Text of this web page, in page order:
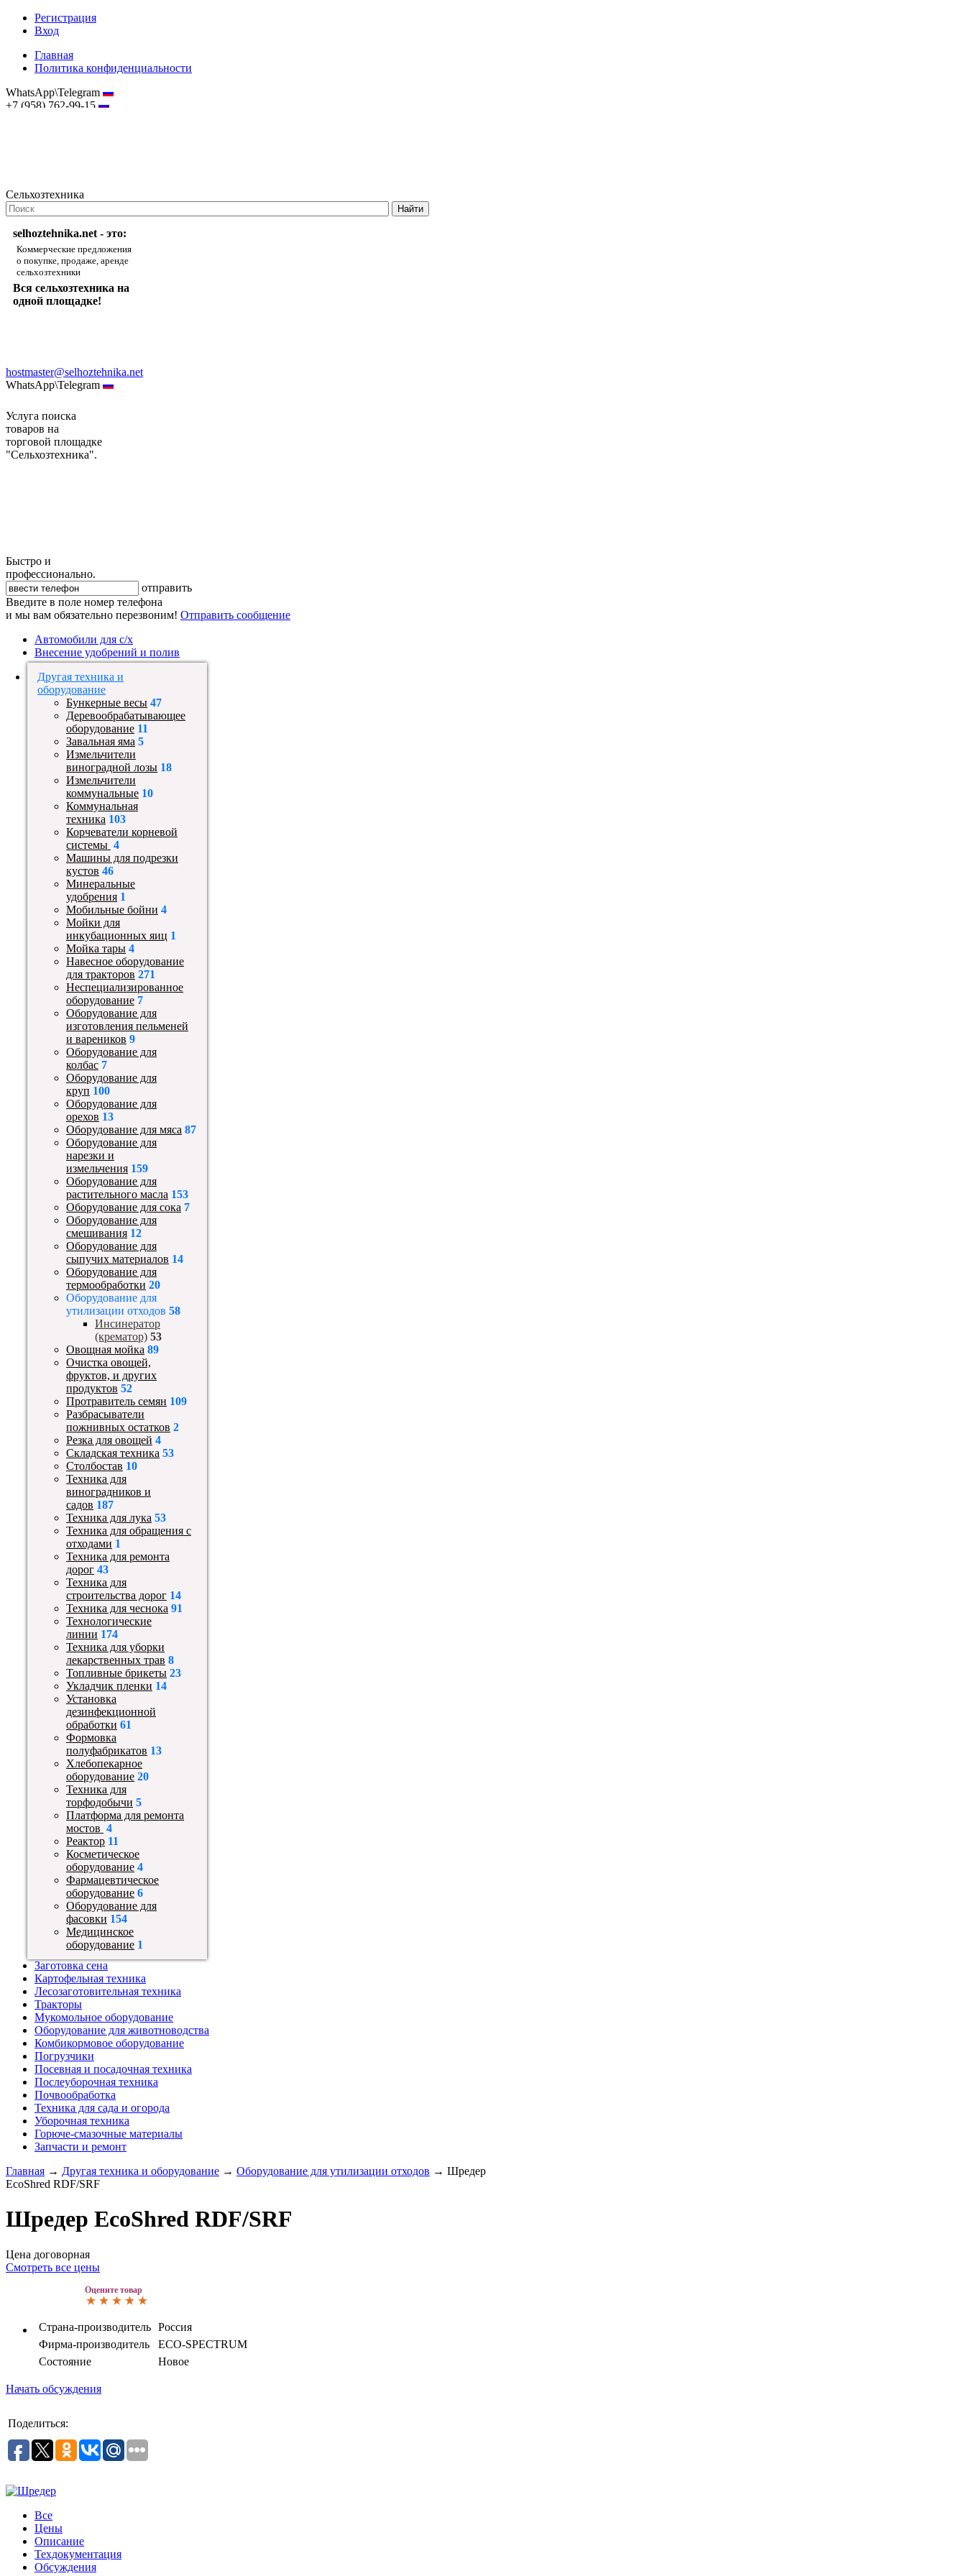
Регистрация
Вход
Главная
Политика конфиденциальности
WhatsApp\Telegram
+7 (958) 762-99-15
Сельхозтехника
selhoztehnika.net - это:
Коммерческие предложения
о покупке, продаже, аренде
сельхозтехники
Вся сельхозтехника на
одной площадке!
hostmaster@selhoztehnika.net
WhatsApp\Telegram
Услуга поиска
товаров на
торговой площадке
"Сельхозтехника".
Быстро и
профессионально.
отправить
Введите в поле номер телефона
и мы вам обязательно перезвоним! Отправить сообщение
Автомобили для с/х
Внесение удобрений и полив
Другая техника и
оборудование
Бункерные весы 47
Деревообрабатывающее
оборудование 11
Завальная яма 5
Измельчители
виноградной лозы 18
Измельчители
коммунальные 10
Коммунальная
техника 103
Корчеватели корневой
системы 4
Машины для подрезки
кустов 46
Минеральные
удобрения 1
Мобильные бойни 4
Мойки для
инкубационных яиц 1
Мойка тары 4
Навесное оборудование
для тракторов 271
Неспециализированное
оборудование 7
Оборудование для
изготовления пельменей
и вареников 9
Оборудование для
колбас 7
Оборудование для
круп 100
Оборудование для
орехов 13
Оборудование для мяса 87
Оборудование для
нарезки и
измельчения 159
Оборудование для
растительного масла 153
Оборудование для сока 7
Оборудование для
смешивания 12
Оборудование для
сыпучих материалов 14
Оборудование для
термообработки 20
Оборудование для
утилизации отходов 58
Инсинератор
(крематор) 53
Овощная мойка 89
Очистка овощей,
фруктов, и других
продуктов 52
Протравитель семян 109
Разбрасыватели
пожнивных остатков 2
Резка для овощей 4
Складская техника 53
Столбостав 10
Техника для
виноградников и
садов 187
Техника для лука 53
Техника для обращения с
отходами 1
Техника для ремонта
дорог 43
Техника для
строительства дорог 14
Техника для чеснока 91
Технологические
линии 174
Техника для уборки
лекарственных трав 8
Топливные брикеты 23
Укладчик пленки 14
Установка
дезинфекционной
обработки 61
Формовка
полуфабрикатов 13
Хлебопекарное
оборудование 20
Техника для
торфодобычи 5
Платформа для ремонта
мостов 4
Реактор 11
Косметическое
оборудование 4
Фармацевтическое
оборудование 6
Оборудование для
фасовки 154
Медицинское
оборудование 1
Заготовка сена
Картофельная техника
Лесозаготовительная техника
Тракторы
Мукомольное оборудование
Оборудование для животноводства
Комбикормовое оборудование
Погрузчики
Посевная и посадочная техника
Послеуборочная техника
Почвообработка
Техника для сада и огорода
Уборочная техника
Горюче-смазочные материалы
Запчасти и ремонт
Главная → Другая техника и оборудование → Оборудование для утилизации отходов → Шредер
EcoShred RDF/SRF
Шредер EcoShred RDF/SRF
Цена договорная
Смотреть все цены
Оцените товар
Страна-производитель Россия
Фирма-производитель
ECO-SPECTRUM
Состояние
Новое
Начать обсуждения
Поделиться:
Все
Цены
Описание
Техдокументация
Обсуждения